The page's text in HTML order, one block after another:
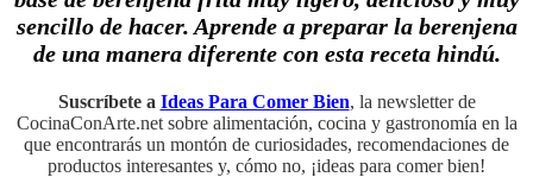
sencillo de hacer. Aprende a preparar la berenjena
de una manera diferente con esta receta hindú.
Suscríbete a Ideas Para Comer Bien, la newsletter de
CocinaConArte.net sobre alimentación, cocina y gastronomía en la
que encontrarás un montón de curiosidades, recomendaciones de
productos interesantes y, cómo no, ¡ideas para comer bien!